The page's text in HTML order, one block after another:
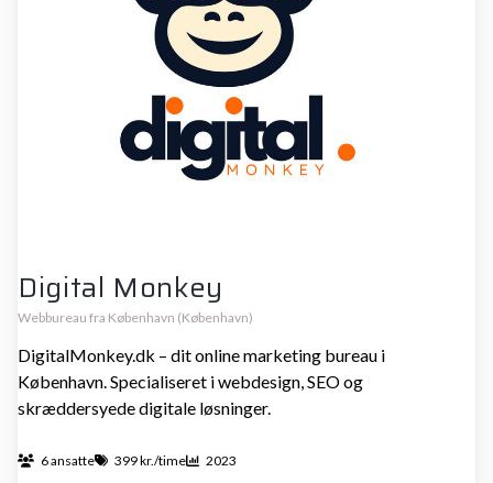
Digital Monkey
Webbureau fra København (København)
DigitalMonkey.dk – dit online marketing bureau i
København. Specialiseret i webdesign, SEO og
skræddersyede digitale løsninger.
6 ansatte 399 kr./time 2023